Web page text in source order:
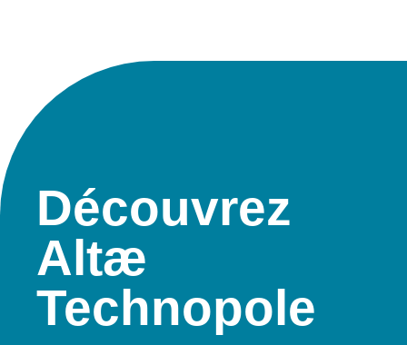
Découvrez
Altæ
Technopole